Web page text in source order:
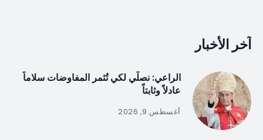
آخر الأخبار
الراعي: نصلّي لكي تُثمر المفاوضات سلاماً
عادلاً وثابتاً
أغسطس 9, 2026